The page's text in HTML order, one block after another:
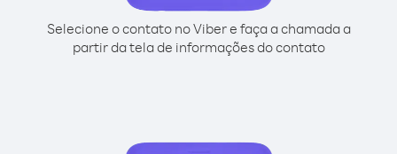
Selecione o contato no Viber e faça a chamada a
partir da tela de informações do contato